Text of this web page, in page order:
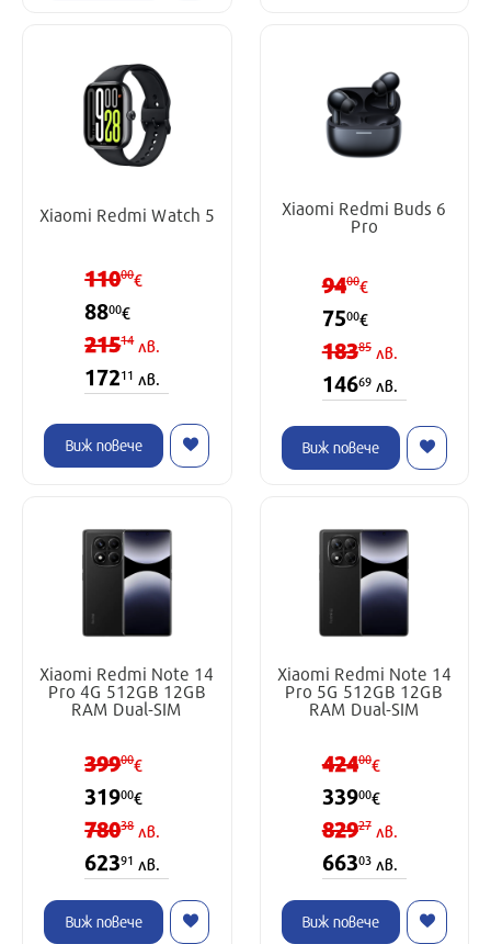
Xiaomi Redmi Watch 5
11000€
8800€
21514лв.
17211 лв.
Виж повече
Xiaomi Redmi Buds 6
Pro
9400€
7500€
18385лв.
14669лв.
Виж повече
Xiaomi Redmi Note 14
Pro 4G 512GB 12GB
RAM Dual-SIM
39900€
31900€
78038лв.
62391 лв.
Виж повече
Xiaomi Redmi Note 14
Pro 5G 512GB 12GB
RAM Dual-SIM
42400€
33900€
82927лв.
66303лв.
Виж повече